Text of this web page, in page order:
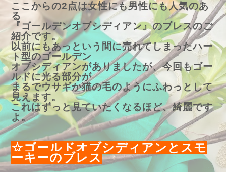
ここからの2点は女性にも男性にも人気のあ
る
『ゴールデンオブシディアン』のブレスのご
紹介です。
以前にもあっという間に売れてしまったハー
ト型のゴールデン
オブシディアンがありましたが、今回もゴー
ルドに光る部分が
まるでウサギか猫の毛のようにふわっとして
見えます。
これはずっと見ていたくなるほど、綺麗です
よ。
☆ゴールドオブシディアンとスモ
ーキーのブレス